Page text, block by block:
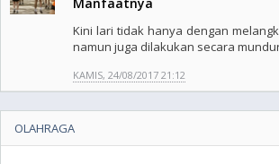
Kini lari tidak hanya dengan
namun juga dilakukan secara
KAMIS, 24/08/2017 21:12
OLAHRAGA